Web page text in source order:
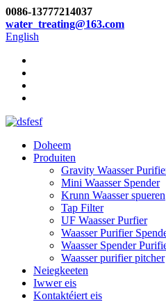
0086-13777214037
water_treating@163.com
English
Doheem
Produiten
Gravity Waasser
Mini Waasser Spender
Krunn Waasser spueren
Tap Filter
UF Waasser Purfier
Waasser Purifier
Waasser Spender
Waasser purifier pitcher
Neiegkeeten
Iwwer eis
Kontaktéiert eis